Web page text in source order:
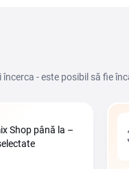
- este posibil să fie
Shop până la –